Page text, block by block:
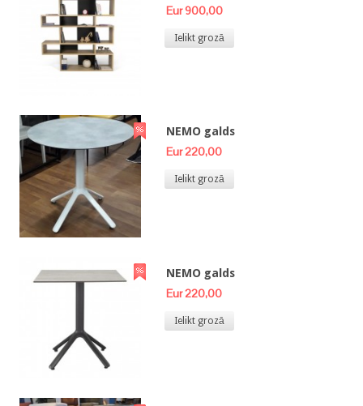
Eur 900,00
Ielikt grozā
NEMO galds
Eur 220,00
Ielikt grozā
NEMO galds
Eur 220,00
Ielikt grozā